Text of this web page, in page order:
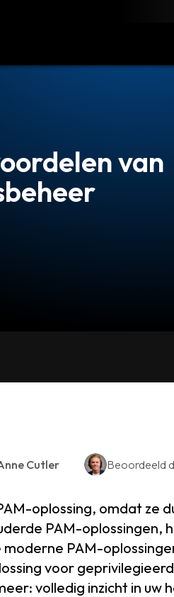
van
Cutler Beoordeeld
oplossing, omdat ze
PAM-oplossingen,
PAM-
voor geprivilegieerd
volledig inzicht in uw